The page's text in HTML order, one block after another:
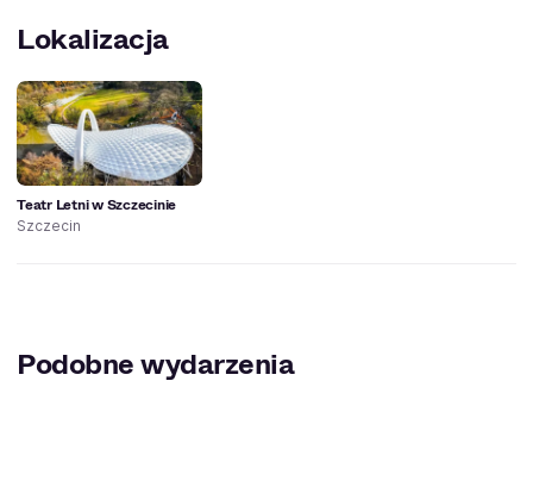
Lokalizacja
Teatr Letni w Szczecinie
Szczecin
Podobne wydarzenia